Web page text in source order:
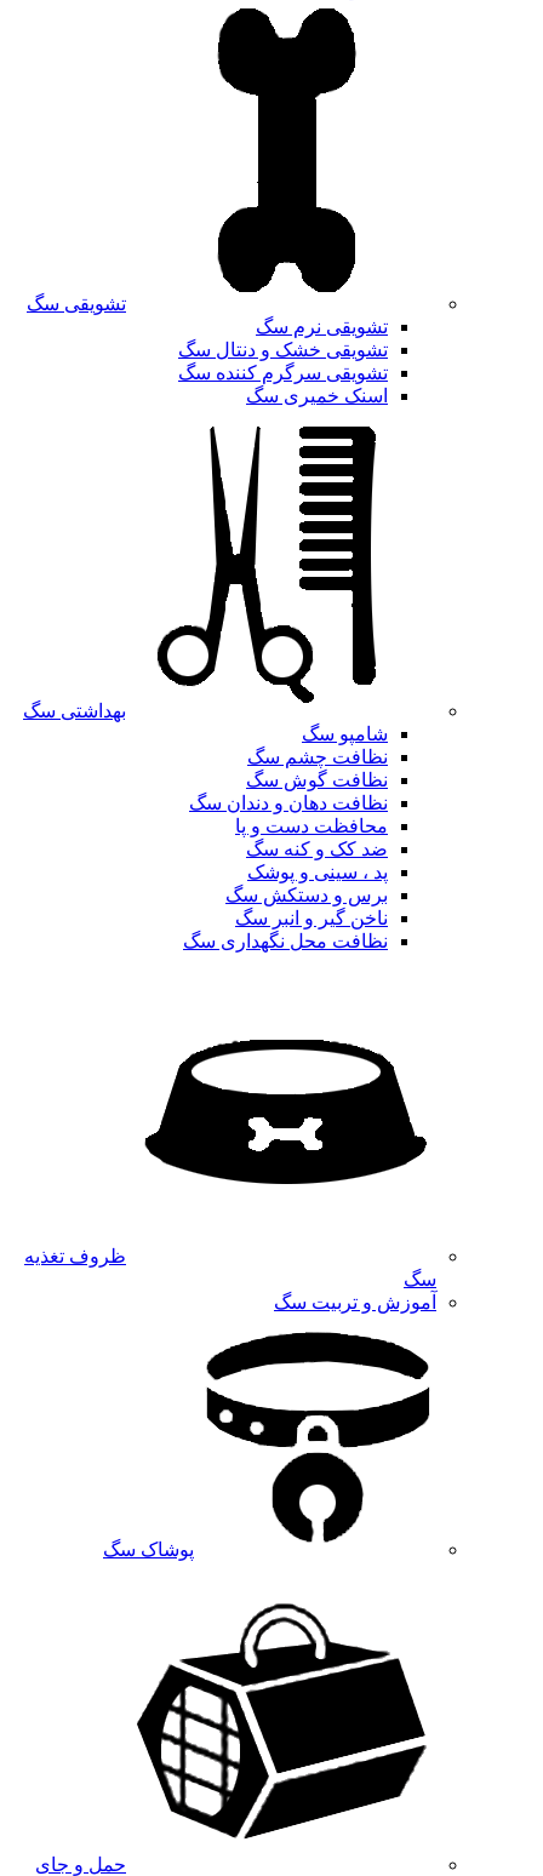
تشویقی سگ
تشویقی نرم سگ
تشویقی خشک و دنتال سگ
تشویقی سرگرم کننده سگ
اسنک خمیری سگ
بهداشتی سگ
شامپو سگ
نظافت چشم سگ
نظافت گوش سگ
نظافت دهان و دندان سگ
محافظت دست و پا
ضد کک و کنه سگ
پد ، سینی و پوشک
برس و دستکش سگ
ناخن گیر و انبر سگ
نظافت محل نگهداری سگ
ظروف تغذیه
سگ
آموزش و تربیت سگ
پوشاک سگ
حمل و جای